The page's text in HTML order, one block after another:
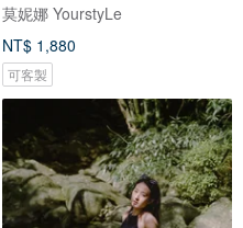
莫妮娜 YourstyLe
NT$ 1,880
可客製